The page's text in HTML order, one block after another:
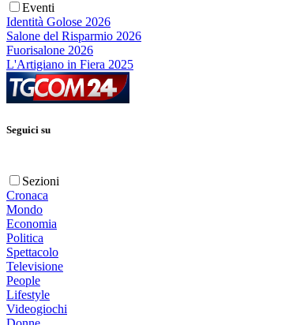
Eventi
Identità Golose 2026
Salone del Risparmio 2026
Fuorisalone 2026
L'Artigiano in Fiera 2025
Seguici su
Sezioni
Cronaca
Mondo
Economia
Politica
Spettacolo
Televisione
People
Lifestyle
Videogiochi